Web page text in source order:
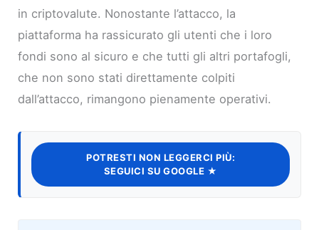
in criptovalute. Nonostante l’attacco, la
piattaforma ha rassicurato gli utenti che i loro
fondi sono al sicuro e che tutti gli altri portafogli,
che non sono stati direttamente colpiti
dall’attacco, rimangono pienamente operativi.
POTRESTI NON LEGGERCI PIÙ:
SEGUICI SU GOOGLE ★